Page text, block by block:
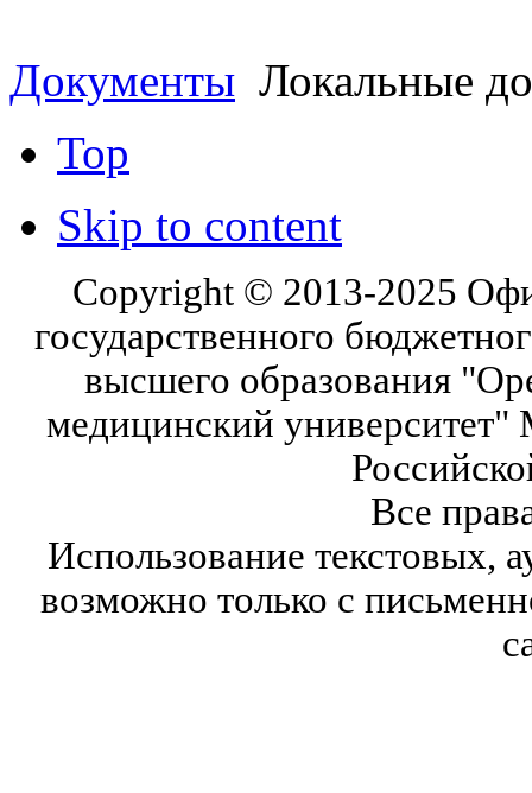
Документы Локальные
Top
Skip to content
Copyright © 2013-2025
государственного
высшего образования
медицинский университет"
Все
Использование текстовых,
возможно только с